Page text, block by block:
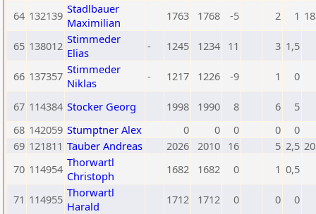
64 132139 Stadlbauer
Maximilian
1763 1768 -5 2 1
65 138012 Stimmeder
Elias
- 1245 1234 11 3 1,5
66 137357 Stimmeder
Niklas
- 1217 1226 -9 1 0
67 114384 Stocker Georg 1998 1990 8 6
5
68 142059 Stumptner Alex 0 0 0 0
0
69 121811 Tauber Andreas 2026 2010 16 5 2,5
70 114954 Thorwartl
Christoph
1682 1682 0 1 0,5
71 114955 Thorwartl
Harald
1712 1712 0 0 0